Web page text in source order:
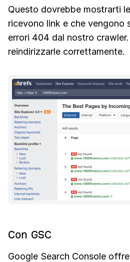
Questo dovrebbe mostrarti
ricevono link e che vengono
errori 404 dal nostro
reindirizzarle correttamente.
Con GSC
Google Search Console